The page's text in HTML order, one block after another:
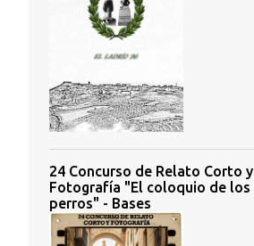
24 Concurso de Relato Corto y
Fotografía "El coloquio de los
perros" - Bases